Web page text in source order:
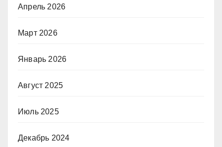
Апрель 2026
Март 2026
Январь 2026
Август 2025
Июль 2025
Декабрь 2024